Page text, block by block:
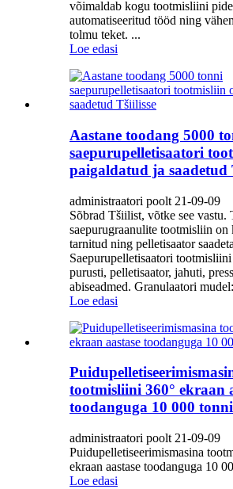
võimaldab kogu tootmisliini
automatiseeritud tööd ning
tolmu teket. ...
Loe edasi
Aastane toodang 5000
saepurupelletisaatori
paigaldatud ja saadetud
administraatori poolt 21-09-09
Sõbrad Tšiilist, võtke see vastu.
saepurugraanulite tootmisliin on
tarnitud ning pelletisaator
Saepurupelletisaatori tootmisliini
purusti, pelletisaator, jahuti,
abiseadmed. Granulaatori
Loe edasi
tootmisliini 360° ekraan
toodanguga 10 000 tonni
administraatori poolt 21-09-09
Puidupelletiseerimismasina
ekraan aastase toodanguga 10
Loe edasi